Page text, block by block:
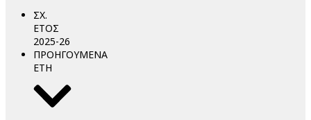
ΣΧ.
ΕΤΟΣ
2025-26
ΠΡΟΗΓΟΥΜΕΝΑ
ΕΤΗ